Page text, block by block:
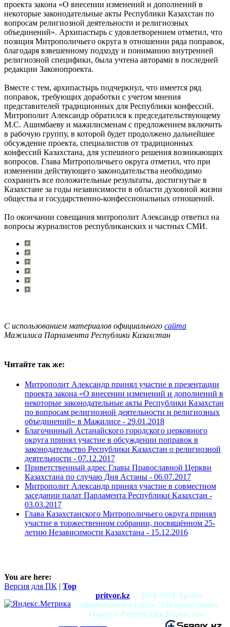
проекта закона «О внесении изменений и дополнений в
некоторые законодательные акты Республики Казахстан по
вопросам религиозной деятельности и религиозных
объединений». Архипастырь с удовлетворением отметил, что
позиция Митрополичьего округа в отношении ряда поправок,
благодаря взвешенному подходу и пониманию внутренней
религиозной специфики, была учтена авторами в последней
редакции Законопроекта.
Вместе с тем, архипастырь подчеркнул, что имеется ряд
поправок, требующих доработки с учетом мнения
представителей традиционных для Республики конфессий.
Митрополит Александр обратился к председательствующему
М.С. Ашимбаеву и мажилисменам с предложением включить
в рабочую группу, в которой будет продолжено дальнейшее
обсуждение проекта, специалистов от традиционных
конфессий Казахстана, для успешного решения возникающих
вопросов. Глава Митрополичьего округа отметил, что при
изменении действующего законодательства необходимо
сохранить все положительные результаты, достигнутые в
Казахстане за годы независимости в области духовной жизни
общества и государственно-конфессиональных отношений.
По окончании совещания митрополит Александр ответил на
вопросы журналистов республиканских и частных СМИ.
С использованием материалов официального сайта
Мажилиса Парламента Республики Казахстан
Читайте так же:
Митрополит Александр принял участие в презентации
проекта закона «О внесении изменений и дополнений в
некоторые законодательные акты Республики Казахстан
по вопросам религиозной деятельности и религиозных
объединений» в Мажилисе - 29.01.2018
Благочинный Астанайского городского церковного
округа принял участие в обсуждении поправок в
законодательство Республики Казахстан о религиозной
деятельности - 07.12.2017
Приветственный адрес Главы Православной Церкви
Казахстана по случаю Дня Астаны - 06.07.2017
Митрополит Александр принял участие в совместном
заседании палат Парламента Республики Казахстан -
03.03.2017
Глава Казахстанского Митрополичьего округа принял
участие в торжественном собрании, посвящённом 25-
летию Независимости Казахстана - 15.12.2016
You are here:
Версия для ПК | Top
pritvor.kz © 2010-2018 Архив
официального сайта "Митрополичий
Округ в Республике Казахстан"